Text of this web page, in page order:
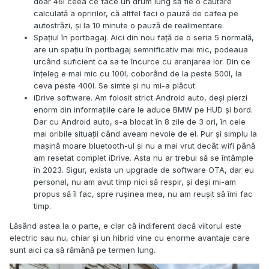
calculată a opririlor, că altfel faci o pauză de cafea pe
autostrăzi, și la 10 minute o pauză de realimentare.
Spațiul în portbagaj. Aici din nou față de o seria 5 normală,
are un spațiu în portbagaj semnificativ mai mic, podeaua
urcând suficient ca sa te încurce cu aranjarea lor. Din ce
înțeleg e mai mic cu 100l, coborând de la peste 500l, la
ceva peste 400l. Se simte și nu mi-a plăcut.
iDrive software. Am folosit strict Android auto, deși pierzi
enorm din informațiile care le aduce BMW pe HUD și bord.
Dar cu Android auto, s-a blocat în 8 zile de 3 ori, în cele
mai oribile situații când aveam nevoie de el. Pur și simplu la
mașină moare bluetooth-ul și nu a mai vrut decât wifi până
am resetat complet iDrive. Asta nu ar trebui să se întâmple
în 2023. Sigur, exista un upgrade de software OTA, dar eu
personal, nu am avut timp nici să respir, și deși mi-am
propus să îl fac, spre rușinea mea, nu am reușit să îmi fac
timp.
Lăsând astea la o parte, e clar că indiferent dacă viitorul este
electric sau nu, chiar și un hibrid vine cu enorme avantaje care
sunt aici ca să rămână pe termen lung.